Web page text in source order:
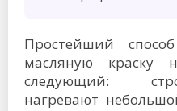
Простейший
масляную краску
следующий:
нагревают